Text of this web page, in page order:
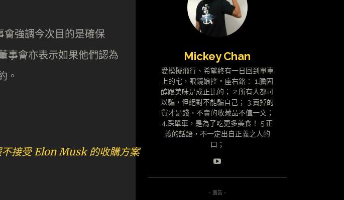
強調今次目的是確保
事會亦表示如果他們認為
。
接受 Elon Musk 的收購方案
Mickey Chan
愛模擬飛行、希望終有一日回到單車
上的宅，眼鏡娘控。座右銘： 1.膽固
醇跟美味是成正比的； 2.所有人都可
以騙，但絕對不能騙自己； 3.賣掉的
貨才是錢，不賣的收藏品不值一文；
4.踩單車，是為了吃更多美食！ 5.正
義的話語，不一定出自正義之人的
口；
- 廣告 -